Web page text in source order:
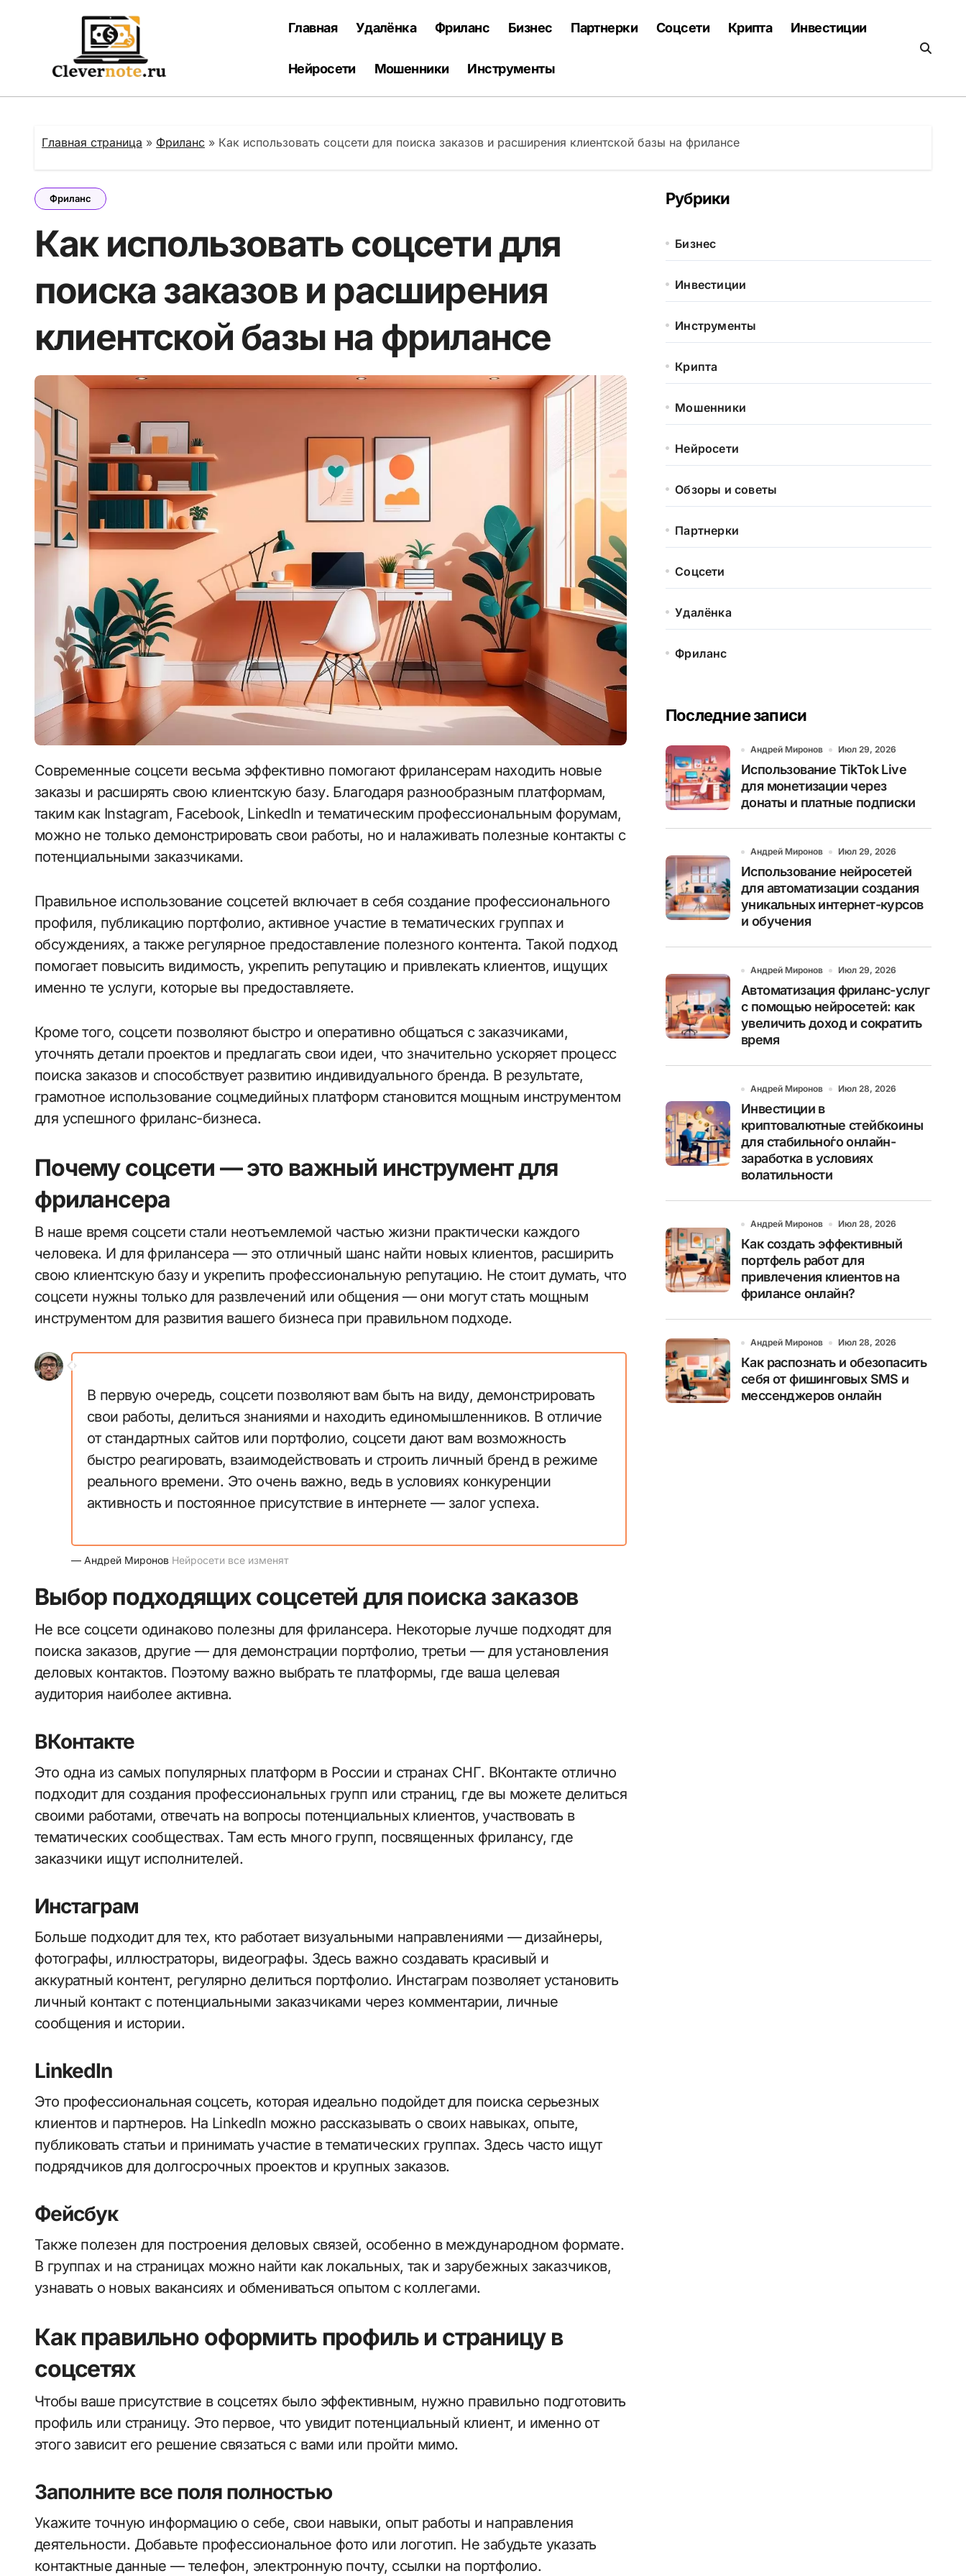
Главная Удалёнка Фриланс Бизнес Партнерки Соцсети Крипта Инвестиции
Нейросети Мошенники Инструменты
Главная страница » Фриланс » Как использовать соцсети для поиска заказов и расширения клиентской базы на фрилансе
Фриланс
Как использовать соцсети для
поиска заказов и расширения
клиентской базы на фрилансе
Современные соцсети весьма эффективно помогают фрилансерам находить новые
заказы и расширять свою клиентскую базу. Благодаря разнообразным платформам,
таким как Instagram, Facebook, LinkedIn и тематическим профессиональным форумам,
можно не только демонстрировать свои работы, но и налаживать полезные контакты с
потенциальными заказчиками.
Правильное использование соцсетей включает в себя создание профессионального
профиля, публикацию портфолио, активное участие в тематических группах и
обсуждениях, а также регулярное предоставление полезного контента. Такой подход
помогает повысить видимость, укрепить репутацию и привлекать клиентов, ищущих
именно те услуги, которые вы предоставляете.
Кроме того, соцсети позволяют быстро и оперативно общаться с заказчиками,
уточнять детали проектов и предлагать свои идеи, что значительно ускоряет процесс
поиска заказов и способствует развитию индивидуального бренда. В результате,
грамотное использование соцмедийных платформ становится мощным инструментом
для успешного фриланс-бизнеса.
Почему соцсети — это важный инструмент для
фрилансера
В наше время соцсети стали неотъемлемой частью жизни практически каждого
человека. И для фрилансера — это отличный шанс найти новых клиентов, расширить
свою клиентскую базу и укрепить профессиональную репутацию. Не стоит думать, что
соцсети нужны только для развлечений или общения — они могут стать мощным
инструментом для развития вашего бизнеса при правильном подходе.
В первую очередь, соцсети позволяют вам быть на виду, демонстрировать
свои работы, делиться знаниями и находить единомышленников. В отличие
от стандартных сайтов или портфолио, соцсети дают вам возможность
быстро реагировать, взаимодействовать и строить личный бренд в режиме
реального времени. Это очень важно, ведь в условиях конкуренции
активность и постоянное присутствие в интернете — залог успеха.
— Андрей Миронов Нейросети все изменят
Выбор подходящих соцсетей для поиска заказов
Не все соцсети одинаково полезны для фрилансера. Некоторые лучше подходят для
поиска заказов, другие — для демонстрации портфолио, третьи — для установления
деловых контактов. Поэтому важно выбрать те платформы, где ваша целевая
аудитория наиболее активна.
ВКонтакте
Это одна из самых популярных платформ в России и странах СНГ. ВКонтакте отлично
подходит для создания профессиональных групп или страниц, где вы можете делиться
своими работами, отвечать на вопросы потенциальных клиентов, участвовать в
тематических сообществах. Там есть много групп, посвященных фрилансу, где
заказчики ищут исполнителей.
Инстаграм
Больше подходит для тех, кто работает визуальными направлениями — дизайнеры,
фотографы, иллюстраторы, видеографы. Здесь важно создавать красивый и
аккуратный контент, регулярно делиться портфолио. Инстаграм позволяет установить
личный контакт с потенциальными заказчиками через комментарии, личные
сообщения и истории.
LinkedIn
Это профессиональная соцсеть, которая идеально подойдет для поиска серьезных
клиентов и партнеров. На LinkedIn можно рассказывать о своих навыках, опыте,
публиковать статьи и принимать участие в тематических группах. Здесь часто ищут
подрядчиков для долгосрочных проектов и крупных заказов.
Фейсбук
Также полезен для построения деловых связей, особенно в международном формате.
В группах и на страницах можно найти как локальных, так и зарубежных заказчиков,
узнавать о новых вакансиях и обмениваться опытом с коллегами.
Как правильно оформить профиль и страницу в
соцсетях
Чтобы ваше присутствие в соцсетях было эффективным, нужно правильно подготовить
профиль или страницу. Это первое, что увидит потенциальный клиент, и именно от
этого зависит его решение связаться с вами или пройти мимо.
Заполните все поля полностью
Укажите точную информацию о себе, свои навыки, опыт работы и направления
деятельности. Добавьте профессиональное фото или логотип. Не забудьте указать
контактные данные — телефон, электронную почту, ссылки на портфолио.
Рубрики
Бизнес
Инвестиции
Инструменты
Крипта
Мошенники
Нейросети
Обзоры и советы
Партнерки
Соцсети
Удалёнка
Фриланс
Последние записи
Андрей Миронов Июл 29, 2026
Использование TikTok Live
для монетизации через
донаты и платные подписки
Андрей Миронов Июл 29, 2026
Использование нейросетей
для автоматизации создания
уникальных интернет-курсов
и обучения
Андрей Миронов Июл 29, 2026
Автоматизация фриланс-услуг
с помощью нейросетей: как
увеличить доход и сократить
время
Андрей Миронов Июл 28, 2026
Инвестиции в
криптовалютные стейбкоины
для стабильно́го онлайн-
заработка в условиях
волатильности
Андрей Миронов Июл 28, 2026
Как создать эффективный
портфель работ для
привлечения клиентов на
фрилансе онлайн?
Андрей Миронов Июл 28, 2026
Как распознать и обезопасить
себя от фишинговых SMS и
мессенджеров онлайн